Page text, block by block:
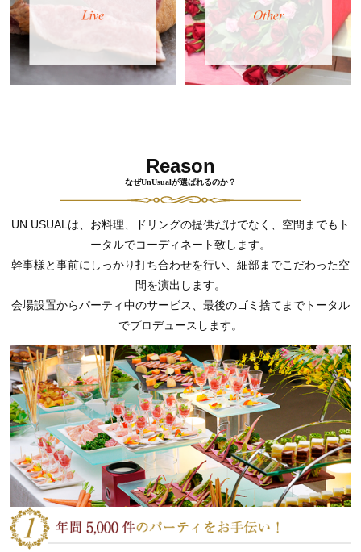
Reason
なぜUnUsualが選ばれるのか？
UN USUALは、お料理、ドリングの提供だけでなく、空間までもト
ータルでコーディネート致します。
幹事様と事前にしっかり打ち合わせを行い、細部までこだわった空
間を演出します。
会場設置からパーティ中のサービス、最後のゴミ捨てまでトータル
でプロデュースします。